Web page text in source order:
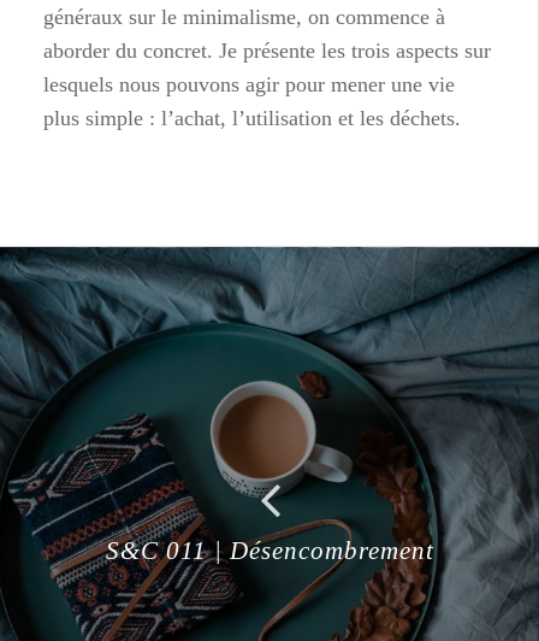
généraux sur le minimalisme, on commence à
aborder du concret. Je présente les trois aspects sur
lesquels nous pouvons agir pour mener une vie
plus simple : l’achat, l’utilisation et les déchets.
S&C 011 | Désencombrement